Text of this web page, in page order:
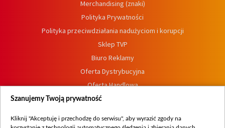
Merchandising (znaki)
Polityka Prywatności
Polityka przeciwdziałania nadużyciom i korupcji
Sklep TVP
Biuro Reklamy
Oferta Dystrybucyjna
Oferta Handlowa
Dostępność
Procedura zgłoszeń wewnętrznych
Szanujemy Twoją prywatność
Kliknij "Akceptuję i przechodzę do serwisu", aby wyrazić zgody na